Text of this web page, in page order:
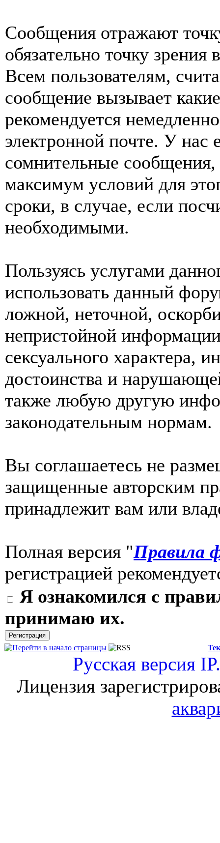
Сообщения отражают
обязательно точку
Всем пользователям,
сообщение вызывает
рекомендуется
электронной почте. У нас
сомнительные
максимум условий для
сроки, в случае, если
необходимыми.
Пользуясь услугами
использовать данный
ложной, неточной,
непристойной
сексуального характера,
достоинства и
также любую другую
законодательным нормам.
Вы соглашаетесь не
защищенные авторским
принадлежит вам или
Полная версия "Правила
регистрацией
Я ознакомился с
принимаю их.
Русская версия
Лицензия